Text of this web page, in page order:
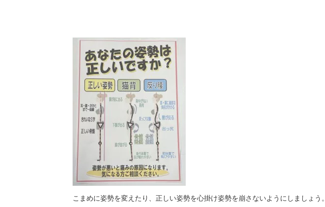
こまめに姿勢を変えたり、正しい姿勢を心掛け姿勢を崩さないようにしましょう。